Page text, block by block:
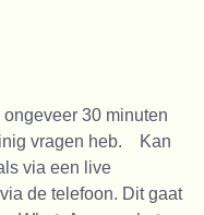
30 minuten
vragen heb. Kan
via een live
de telefoon. Dit gaat